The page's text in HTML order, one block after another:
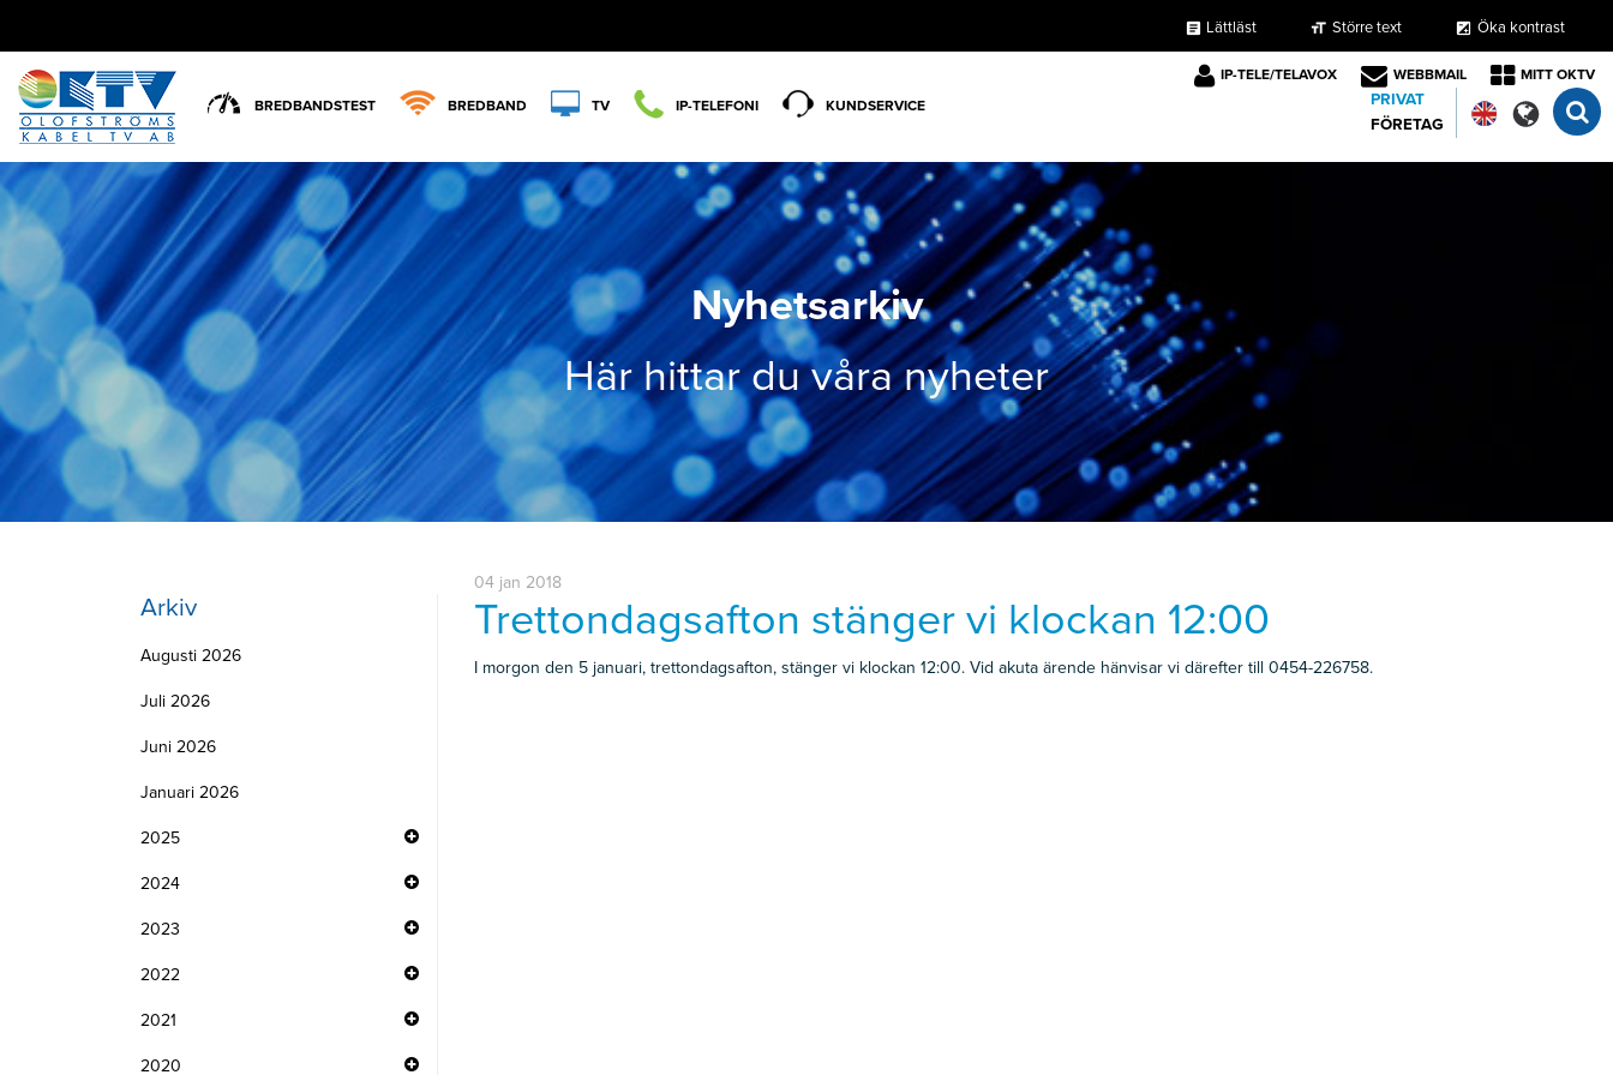
article Lättläst format_size Större text exposure Öka kontrast
BREDBANDSTEST BREDBAND TV IP-TELEFONI KUNDSERVICE
IP-TELE/TELAVOX WEBBMAIL MITT OKTV
PRIVAT
FÖRETAG
Nyhetsarkiv
Här hittar du våra nyheter
Arkiv
Augusti 2026
Juli 2026
Juni 2026
Januari 2026
2025
2024
2023
2022
2021
2020
04 jan 2018
Trettondagsafton stänger vi klockan 12:00
I morgon den 5 januari, trettondagsafton, stänger vi klockan 12:00. Vid akuta ärende hänvisar vi därefter till 0454-226758.